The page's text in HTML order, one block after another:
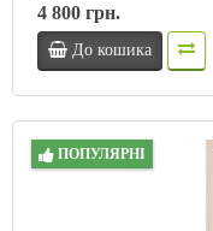
4 800 грн.
До кошика
ПОПУЛЯРНІ